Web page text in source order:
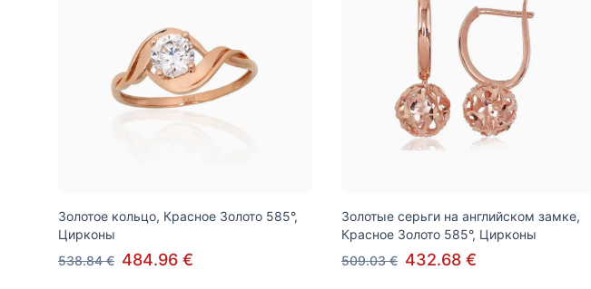
Золотое кольцо, Красное Золото 585°,
Цирконы
538.84 € 484.96 €
Золотые серьги на английском замке,
Красное Золото 585°, Цирконы
509.03 € 432.68 €